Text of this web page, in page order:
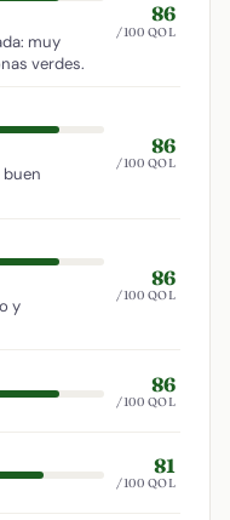
muy
verdes.
86
/100 QOL
86
/100 QOL
y
86
/100 QOL
86
/100 QOL
81
/100 QOL